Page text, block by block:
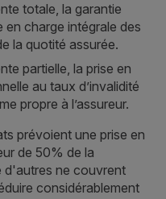
totale, la garantie
en charge intégrale des
la quotité assurée.
partielle, la prise en
au taux d’invalidité
propre à l’assureur.
prévoient une prise en
de 50% de la
d'autres ne couvrent
considérablement